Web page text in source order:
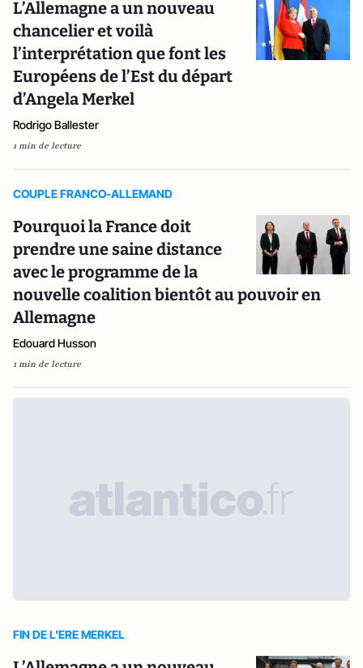
L’Allemagne a un nouveau
chancelier et voilà
l’interprétation que font les
Européens de l’Est du départ
d’Angela Merkel
Rodrigo Ballester
1 min de lecture
COUPLE FRANCO-ALLEMAND
Pourquoi la France doit
prendre une saine distance
avec le programme de la
nouvelle coalition bientôt au pouvoir en
Allemagne
Edouard Husson
1 min de lecture
FIN DE L'ERE MERKEL